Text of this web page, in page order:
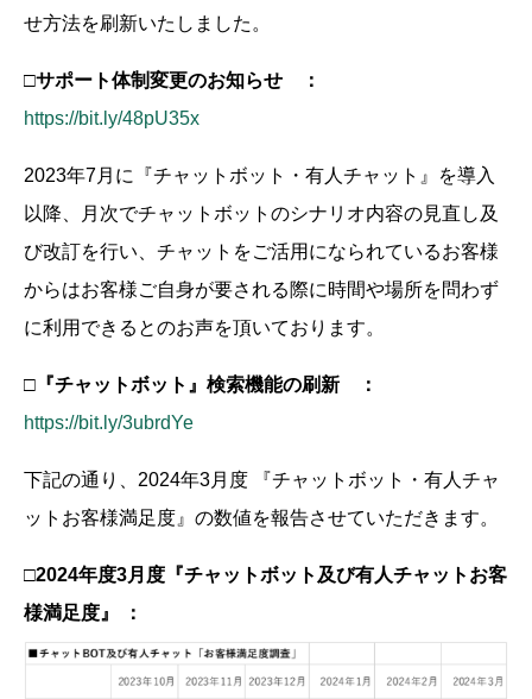
せ方法を刷新いたしました。
□サポート体制変更のお知らせ ：
https://bit.ly/48pU35x
2023年7月に『チャットボット・有人チャット』を導入
以降、月次でチャットボットのシナリオ内容の見直し及
び改訂を行い、チャットをご活用になられているお客様
からはお客様ご自身が要される際に時間や場所を問わず
に利用できるとのお声を頂いております。
□『チャットボット』検索機能の刷新 ：
https://bit.ly/3ubrdYe
下記の通り、2024年3月度 『チャットボット・有人チャ
ットお客様満足度』の数値を報告させていただきます。
□2024年度3月度『チャットボット及び有人チャットお客
様満足度』 ：